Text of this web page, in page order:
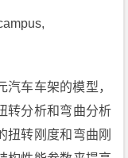
汽车车架的模型，
转分析和弯曲分析
扭转刚度和弯曲刚